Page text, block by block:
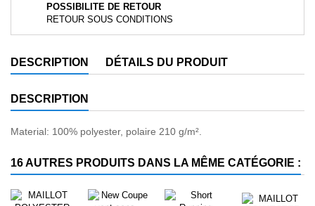
POSSIBILITE DE RETOUR
RETOUR SOUS CONDITIONS
DESCRIPTION DÉTAILS DU PRODUIT
DESCRIPTION
Material: 100% polyester, polaire 210 g/m².
16 AUTRES PRODUITS DANS LA MÊME CATÉGORIE :